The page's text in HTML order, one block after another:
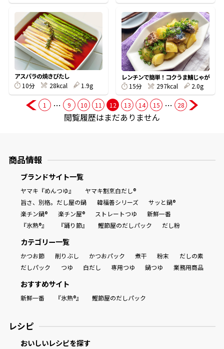
おすすめサイト
新鮮一番
氷熟®︎
だしパック
アスパラの焼きびたし
10分
28kcal 1.9g
レンチンで簡単！コクうま鯖じゃが
15分
297kcal 2.0g
1 … 9 10 11 12 13 14 15 … 28
閲覧履歴はまだありません
商品情報
ブランドサイト一覧
ヤマキ『めんつゆ』
ヤマキ割烹白だし®
旨さ、別格。だし屋の鍋
韓福善シリーズ
サッと鍋®
楽チン鍋®
楽チン屋® ストレートつゆ
新鮮一番
『氷熟®』
『踊り節』 鰹節屋のだしパック だし粉
カテゴリー一覧
かつお節 削りぶし かつおパック 煮干 粉末
だしの素
だしパック
つゆ 白だし 専用つゆ 鍋つゆ 業務用商品
おすすめサイト
新鮮一番 『氷熟®』 鰹節屋のだしパック
レシピ
おいしいレシピを探す